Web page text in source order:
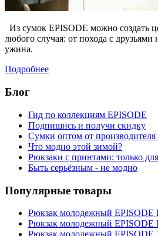
Из сумок EPISODE можно создать
любого случая: от похода с друзьями
ужина.
Подробнее
Блог
Гид по коллекциям EPISODE
Подпишись и получи скидку
Сумки оптом от производителя
Что модно этой зимой?
Рюкзаки с принтами: только
Быть серьёзным - не модно
Популярные товары
Рюкзак молодежный EPISODE
Рюкзак молодежный EPISODE